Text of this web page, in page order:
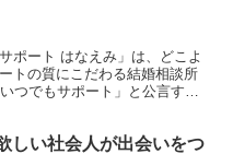
ポート はなえみ」は、どこよ
トの質にこだわる結婚相談所
つでもサポート」と公言する
しい社会人が出会いをつ